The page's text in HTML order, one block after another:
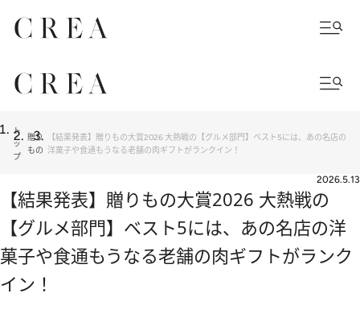
ト
ッ
プ
贈り
もの
【結果発表】贈りもの大賞2026 大熱戦の【グルメ部門】ベスト5には、あの名店の
洋菓子や食通もうなる老舗の肉ギフトがランクイン！
2026.5.13
【結果発表】贈りもの大賞2026 大熱戦の
【グルメ部門】ベスト5には、あの名店の洋
菓子や食通もうなる老舗の肉ギフトがランク
イン！